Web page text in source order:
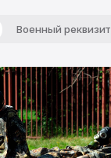
Военный реквизит